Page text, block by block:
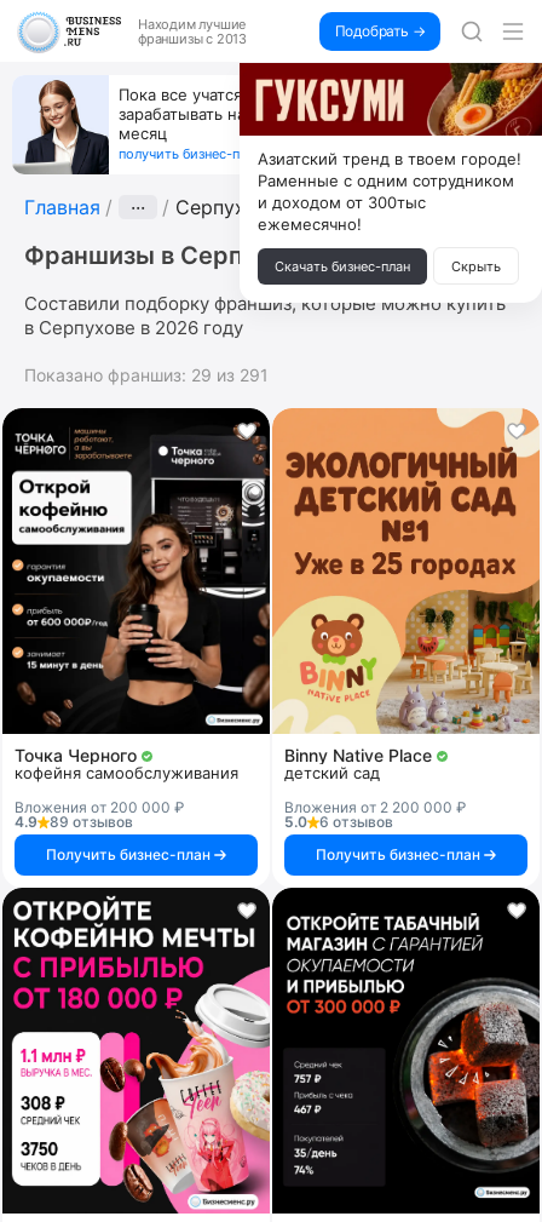
Находим лучшие
франшизы с 2013
Подобрать →
Пока все учатся пользоваться ИИ, вы можете
зарабатывать на их обучении по 500 тыс. каждый
месяц
получить бизнес-план ↓
Главная ··· Серпухов
Франшизы в Серпухове
Составили подборку франшиз, которые можно купить
в Серпухове в 2026 году
Показано франшиз: 29 из 291
Точка Черного
кофейня самообслуживания
Вложения от 200 000 ₽
4.9
89 отзывов
Получить бизнес-план
Binny Native Place
детский сад
Вложения от 2 200 000 ₽
5.0
6 отзывов
Получить бизнес-план
Азиатский тренд в твоем городе!
Раменные с одним сотрудником
и доходом от 300тыс
ежемесячно!
Скачать бизнес-план Скрыть